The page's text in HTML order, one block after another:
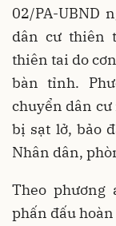
02/PA-UBND
dân cư thiên
thiên tai do
bàn tỉnh.
chuyển dân cư
bị sạt lở, bảo
Nhân dân,
Theo phương
phấn đấu